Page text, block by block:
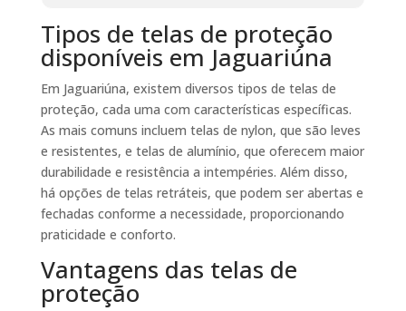
Tipos de telas de proteção
disponíveis em Jaguariúna
Em Jaguariúna, existem diversos tipos de telas de
proteção, cada uma com características específicas.
As mais comuns incluem telas de nylon, que são leves
e resistentes, e telas de alumínio, que oferecem maior
durabilidade e resistência a intempéries. Além disso,
há opções de telas retráteis, que podem ser abertas e
fechadas conforme a necessidade, proporcionando
praticidade e conforto.
Vantagens das telas de
proteção